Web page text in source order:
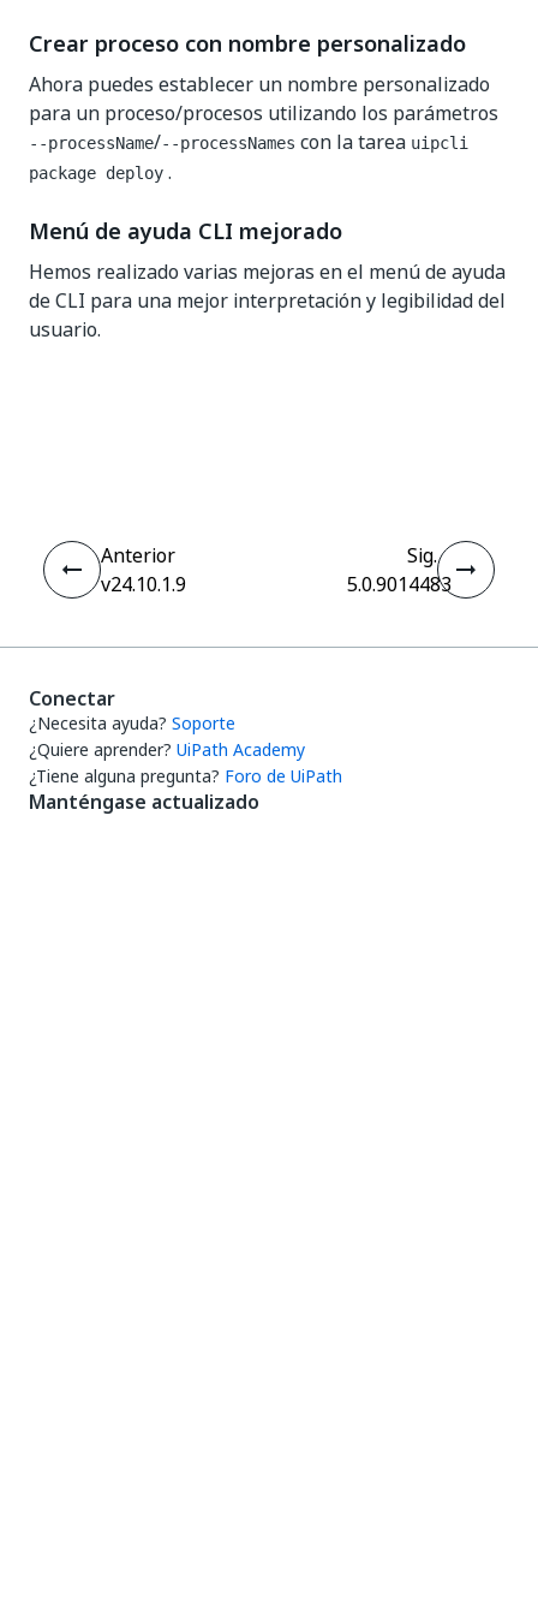
Crear proceso con nombre personalizado
Ahora puedes establecer un nombre personalizado
para un proceso/procesos utilizando los parámetros
--processName/--processNames con la tarea uipcli
package deploy .
Menú de ayuda CLI mejorado
Hemos realizado varias mejoras en el menú de ayuda
de CLI para una mejor interpretación y legibilidad del
usuario.
Anterior
v24.10.1.9
Sig.
5.0.9014483
Conectar
¿Necesita ayuda? Soporte
¿Quiere aprender? UiPath Academy
¿Tiene alguna pregunta? Foro de UiPath
Manténgase actualizado